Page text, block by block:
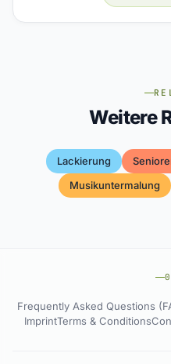
Weitere
Lackierung
Musikuntermalung
Frequently Asked Questions
ImprintTerms & Conditions